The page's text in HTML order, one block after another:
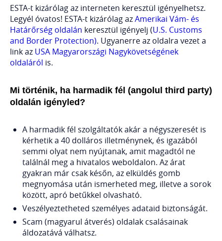
ESTA-t kizárólag az interneten keresztül igényelhetsz.
Legyél óvatos! ESTA-t kizárólag azAmerikai Vám- és
Határőrség oldalán keresztül igényelj (U.S. Customs
and Border Protection). Ugyanerre az oldalra vezet a
link az USA Magyarországi Nagykövetségének
oldaláról is.
Mi történik, ha harmadik fél (angolul third party)
oldalán igényled?
A harmadik fél szolgáltatók akár a négyszeresét is
kérhetik a 40 dolláros illetménynek, és igazából
semmi olyat nem nyújtanak, amit magadtól ne
találnál meg a hivatalos weboldalon. Az árat
gyakran már csak későn, az elküldés gomb
megnyomása után ismerheted meg, illetve a sorok
között, apró betűkkel olvasható.
Veszélyeztetheted személyes adataid biztonságát.
Scam (magyarul átverés) oldalak csalásainak
áldozatává válhatsz.